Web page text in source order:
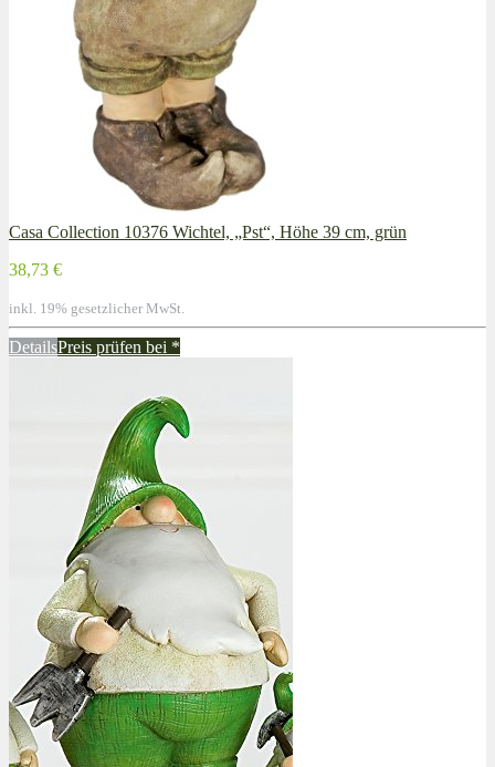
Casa Collection 10376 Wichtel, „Pst“, Höhe 39 cm, grün
38,73 €
inkl. 19% gesetzlicher MwSt.
DetailsPreis prüfen bei *